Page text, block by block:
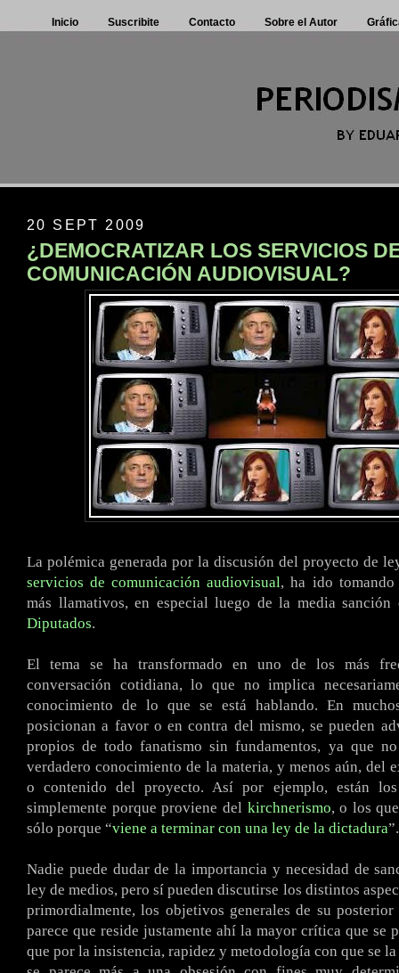
Inicio Suscribite Contacto Sobre el Autor
20 SEPT 2009
¿DEMOCRATIZAR LOS SERVICIOS
COMUNICACIÓN AUDIOVISUAL?
La polémica generada por la discusión del proyecto de
servicios de comunicación audiovisual, ha ido
más llamativos, en especial luego de la media
Diputados.
El tema se ha transformado en uno de los más
conversación cotidiana, lo que no implica
conocimiento de lo que se está hablando. En
posicionan a favor o en contra del mismo, se pueden
propios de todo fanatismo sin fundamentos, ya que
verdadero conocimiento de la materia, y menos aún, del
o contenido del proyecto. Así por ejemplo, están
simplemente porque proviene del kirchnerismo, o los
sólo porque “viene a terminar con una ley de la dictadura”.
Nadie puede dudar de la importancia y necesidad de
ley de medios, pero sí pueden discutirse los distintos
primordialmente, los objetivos generales de su
parece que reside justamente ahí la mayor crítica que se
que por la insistencia, rapidez y metodología con que se